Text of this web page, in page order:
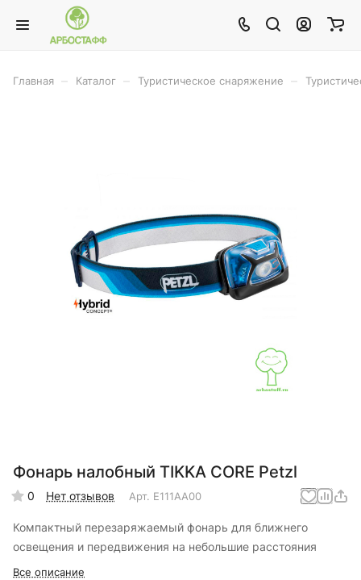
Главная Каталог Туристическое снаряжение
Фонарь налобный TIKKA CORE Petzl
0 Нет отзывов Арт. E111AA00
Компактный перезаряжаемый фонарь для ближнего
освещения и передвижения на небольшие расстояния
Все описание